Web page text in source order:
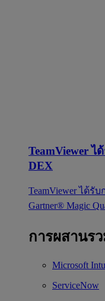
TeamViewer ไ
DEX
TeamViewer ได้รั
Gartner® Magic
การผสานร
Microsoft
ServiceNow